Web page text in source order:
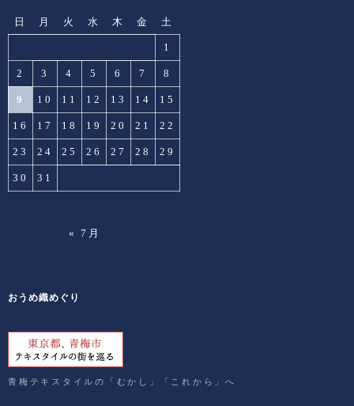
日 月 火 水 木 金 土
1
2 3 4 5 6 7 8
9 10 11 12 13 14 15
16 17 18 19 20 21 22
23 24 25 26 27 28 29
30 31
« 7月
おうめ織めぐり
青梅テキスタイルの「むかし」「これから」へ